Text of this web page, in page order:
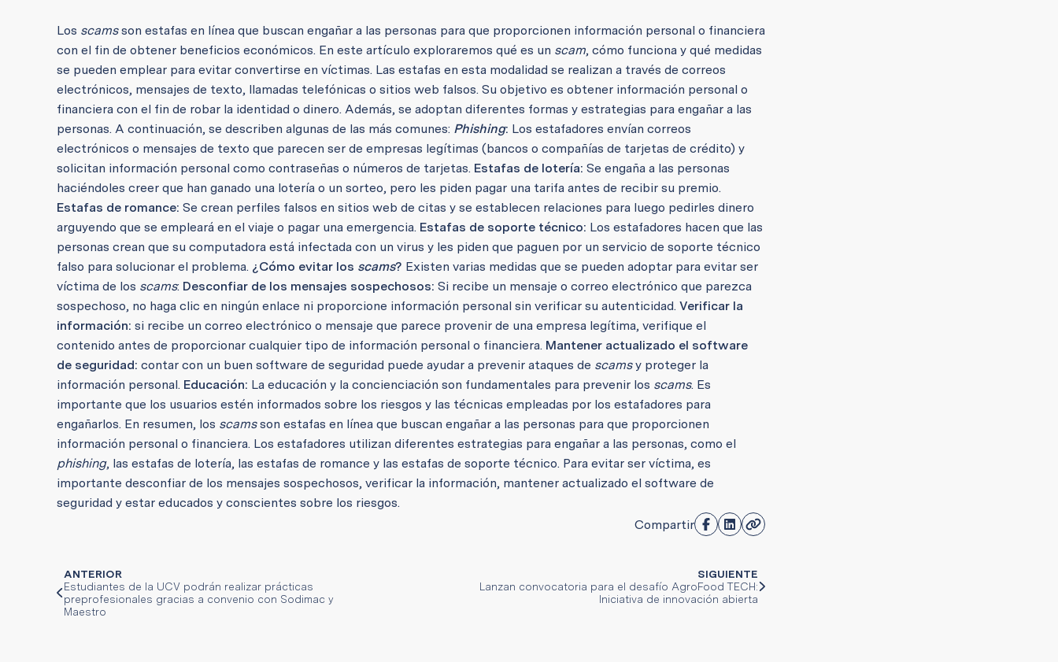
Los scamsson estafas en línea que buscan engañar a las personas para que proporcionen información personal o financiera
con el fin de obtener beneficios económicos. En este artículo exploraremos qué es un scam, cómo funciona y qué medidas
se pueden emplear para evitar convertirse en víctimas. Las estafas en esta modalidad se realizan a través de correos
electrónicos, mensajes de texto, llamadas telefónicas o sitios web falsos. Su objetivo es obtener información personal o
financiera con el fin de robar la identidad o dinero. Además, se adoptan diferentes formas y estrategias para engañar a las
personas. A continuación, se describen algunas de las más comunes: Phishing: Los estafadores envían correos
electrónicos o mensajes de texto que parecen ser de empresas legítimas (bancos o compañías de tarjetas de crédito) y
solicitan información personal como contraseñas o números de tarjetas. Estafas de lotería: Se engaña a las personas
haciéndoles creer que han ganado una lotería o un sorteo, pero les piden pagar una tarifa antes de recibir su premio.
Estafas de romance: Se crean perfiles falsos en sitios web de citas y se establecen relaciones para luego pedirles dinero
arguyendo que se empleará en el viaje o pagar una emergencia. Estafas de soporte técnico: Los estafadores hacen que las
personas crean que su computadora está infectada con un virus y les piden que paguen por un servicio de soporte técnico
falso para solucionar el problema. ¿Cómo evitar los scams? Existen varias medidas que se pueden adoptar para evitar ser
víctima de los scams: Desconfiar de los mensajes sospechosos: Si recibe un mensaje o correo electrónico que parezca
sospechoso, no haga clic en ningún enlace ni proporcione información personal sin verificar su autenticidad. Verificar la
información: si recibe un correo electrónico o mensaje que parece provenir de una empresa legítima, verifique el
contenido antes de proporcionar cualquier tipo de información personal o financiera. Mantener actualizado el software
de seguridad: contar con un buen software de seguridad puede ayudar a prevenir ataques de scamsy proteger la
información personal. Educación: La educación y la concienciación son fundamentales para prevenir los scams. Es
importante que los usuarios estén informados sobre los riesgos y las técnicas empleadas por los estafadores para
engañarlos. En resumen, los scamsson estafas en línea que buscan engañar a las personas para que proporcionen
información personal o financiera. Los estafadores utilizan diferentes estrategias para engañar a las personas, como el
phishing, las estafas de lotería, las estafas de romance y las estafas de soporte técnico. Para evitar ser víctima, es
importante desconfiar de los mensajes sospechosos, verificar la información, mantener actualizado el software de
seguridad y estar educados y conscientes sobre los riesgos.
Compartir
ANTERIOR
Estudiantes de la UCV podrán realizar prácticas
preprofesionales gracias a convenio con Sodimac y
Maestro
SIGUIENTE
Lanzan convocatoria para el desafío AgroFood TECH:
Iniciativa de innovación abierta